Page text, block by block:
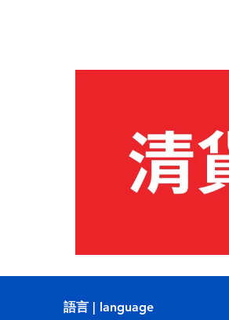
語言 | language